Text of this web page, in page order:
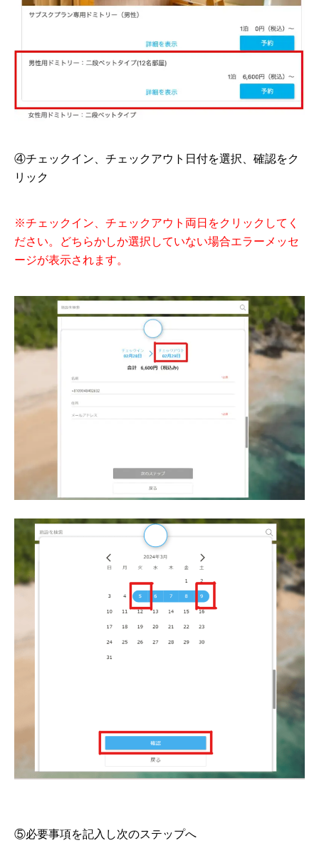
④チェックイン、チェックアウト日付を選択、確認をク
リック
※チェックイン、チェックアウト両日をクリックしてく
ださい。どちらかしか選択していない場合エラーメッセ
ージが表示されます。
⑤必要事項を記入し次のステップへ